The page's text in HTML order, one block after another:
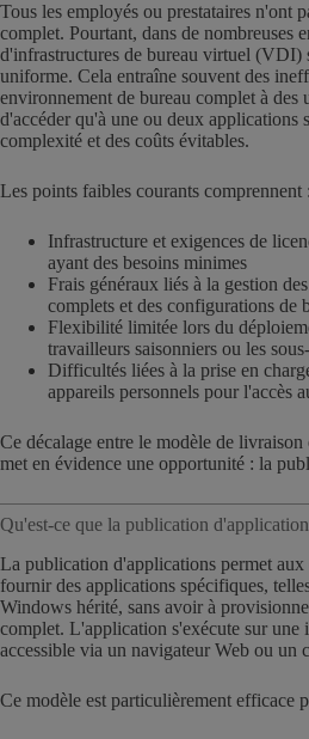
Tous les employés ou prestataires n'ont
complet. Pourtant, dans de nombreuses
d'infrastructures de bureau virtuel (VDI)
uniforme. Cela entraîne souvent des
environnement de bureau complet à des
d'accéder qu'à une ou deux applications
complexité et des coûts évitables.
Les points faibles courants comprennent :
Infrastructure et exigences de
ayant des besoins minimes
Frais généraux liés à la gestion
complets et des configurations de
Flexibilité limitée lors du
travailleurs saisonniers ou les
Difficultés liées à la prise en
appareils personnels pour l'accès
Ce décalage entre le modèle de livraison
met en évidence une opportunité : la
Qu'est-ce que la publication
La publication d'applications permet
fournir des applications spécifiques,
Windows hérité, sans avoir à
complet. L'application s'exécute sur une
accessible via un navigateur Web ou un
Ce modèle est particulièrement efficace